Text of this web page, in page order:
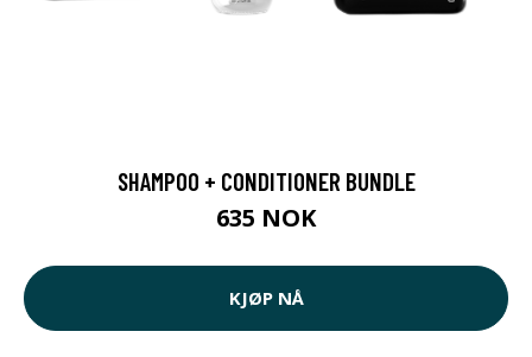
SHAMPOO + CONDITIONER BUNDLE
635 NOK
KJØP NÅ